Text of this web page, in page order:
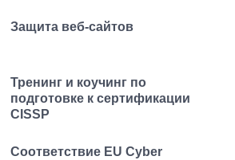
Защита веб-сайтов
Тренинг и коучинг по
подготовке к сертификации
CISSP
Соответствие EU Cyber